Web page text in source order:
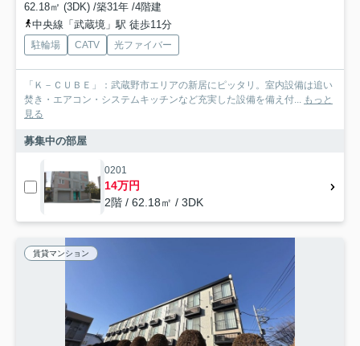
62.18㎡ (3DK) /築31年 /4階建
中央線「武蔵境」駅 徒歩11分
駐輪場 CATV 光ファイバー
「Ｋ－ＣＵＢＥ」：武蔵野市エリアの新居にピッタリ。室内設備は追い
焚き・エアコン・システムキッチンなど充実した設備を備え付... もっと
見る
募集中の部屋
0201
14万円
2階 / 62.18㎡ / 3DK
賃貸マンション